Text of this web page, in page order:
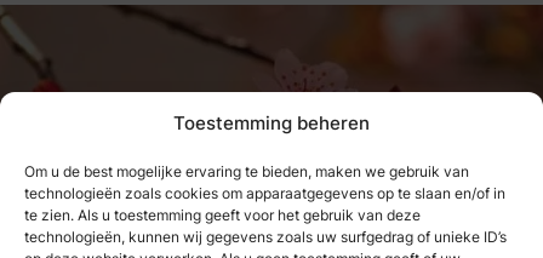
Toestemming beheren
Om u de best mogelijke ervaring te bieden, maken we gebruik van
technologieën zoals cookies om apparaatgegevens op te slaan en/of in
te zien. Als u toestemming geeft voor het gebruik van deze
technologieën, kunnen wij gegevens zoals uw surfgedrag of unieke ID’s
Wat we hebben genoten, kunnen